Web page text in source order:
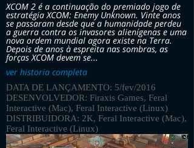
XCOM 2 é a continuação do premiado jogo de
estratégia XCOM: Enemy Unknown. Vinte anos
se passaram desde que a humanidade perdeu
a guerra contra os invasores alienígenas e uma
nova ordem mundial agora existe na Terra.
Depois de anos à espreita nas sombras, as
forças XCOM devem se...
ver historia completa
DATA DE LANÇAMENTO: 5/fev/2016
DESENVOLVEDOR: Firaxis Games, Feral
Interactive (Mac), Feral Interactive (Linux)
DISTRIBUIDORA: 2K, Feral Interactive (Mac),
Feral Interactive (Linux)